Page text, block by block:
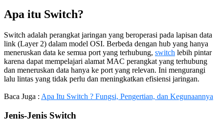
Apa itu Switch?
Switch adalah perangkat jaringan yang beroperasi pada lapisan data
link (Layer 2) dalam model OSI. Berbeda dengan hub yang hanya
meneruskan data ke semua port yang terhubung, switch lebih pintar
karena dapat mempelajari alamat MAC perangkat yang terhubung
dan meneruskan data hanya ke port yang relevan. Ini mengurangi
lalu lintas yang tidak perlu dan meningkatkan efisiensi jaringan.
Baca Juga : Apa Itu Switch ? Fungsi, Pengertian, dan Kegunaannya
Jenis-Jenis Switch